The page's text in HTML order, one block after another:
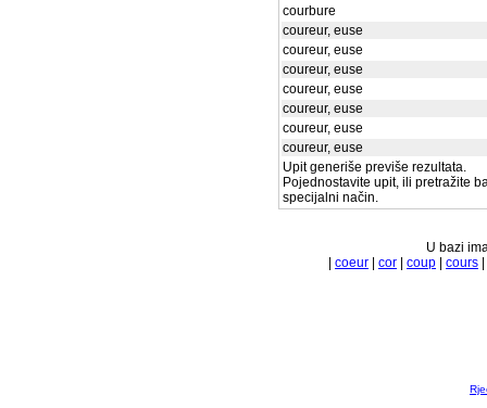
courbure
coureur, euse
coureur, euse
coureur, euse
coureur, euse
coureur, euse
coureur, euse
coureur, euse
Upit generiše previše rezultata.
Pojednostavite upit, ili pretražite
specijalni način.
U bazi
coeur cor coup cours